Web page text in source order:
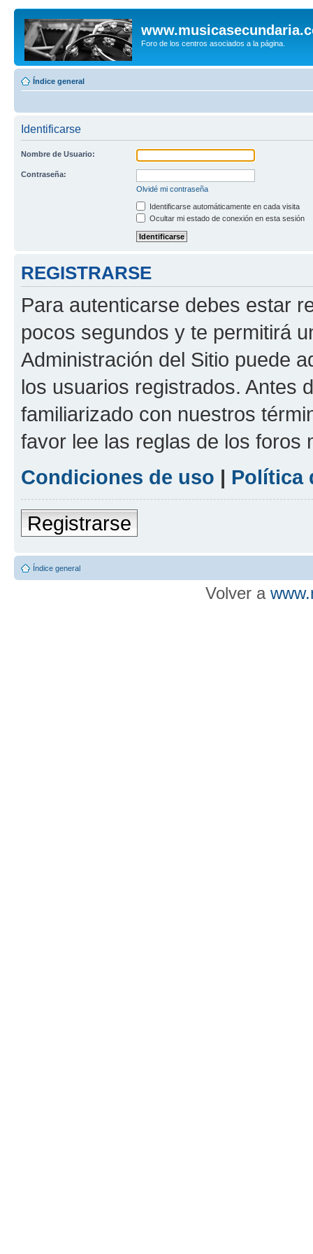
Foro de los centros asociados a la página.
Índice general
Identificarse
Nombre de Usuario:
Contraseña:
Olvidé mi contraseña
Identificarse automáticamente en cada visita
Ocultar mi estado de conexión en esta sesión
REGISTRARSE
Para autenticarse debes estar
pocos segundos y te permitirá
Administración del Sitio puede
los usuarios registrados. Antes
familiarizado con nuestros
favor lee las reglas de los foros
Condiciones de uso | Política
Registrarse
Índice general
Volver a